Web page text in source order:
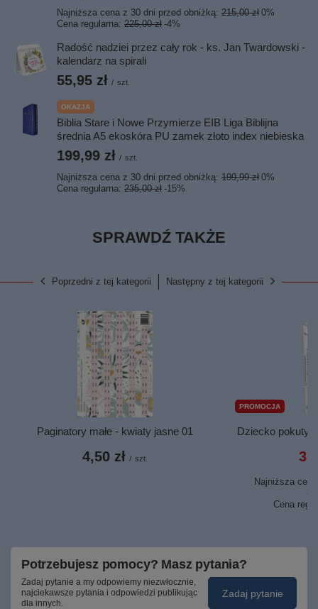
Najniższa cena z 30 dni przed obniżką: 215,00 zł 0%
Cena regularna: 225,00 zł -4%
Radość nadziei przez cały rok - ks. Jan Twardowski -
kalendarz na spirali
55,95 zł / szt.
OKAZJA
Biblia Stare i Nowe Przymierze EIB Liga Biblijna
średnia A5 ekoskóra PU zamek złoto index niebieska
199,99 zł / szt.
Najniższa cena z 30 dni przed obniżką: 199,99 zł 0%
Cena regularna: 235,00 zł -15%
SPRAWDŹ TAKŻE
Poprzedni z tej kategorii Następny z tej kategorii
Paginatory małe - kwiaty jasne 01
4,50 zł / szt.
PROMOCJA
Dziecko pokuty
Najniższa
Cena
Potrzebujesz pomocy? Masz pytania?
Zadaj pytanie a my odpowiemy niezwłocznie,
najciekawsze pytania i odpowiedzi publikując
dla innych.
Zadaj pytanie